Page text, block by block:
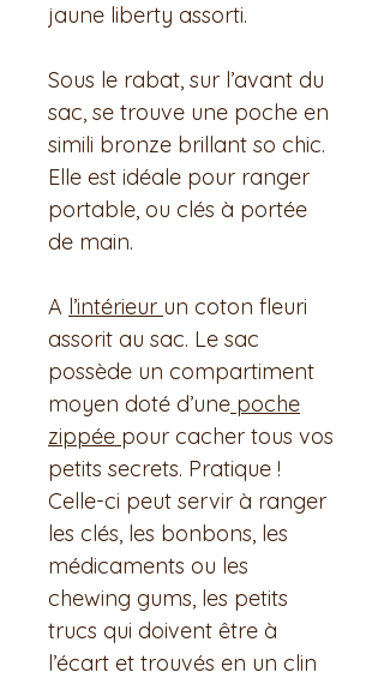
jaune liberty assorti.
Sous le rabat, sur l’avant du
sac, se trouve une poche en
simili bronze brillant so chic.
Elle est idéale pour ranger
portable, ou clés à portée
de main.
A l’intérieur un coton fleuri
assorit au sac. Le sac
possède un compartiment
moyen doté d’une poche
zippée pour cacher tous vos
petits secrets. Pratique !
Celle-ci peut servir à ranger
les clés, les bonbons, les
médicaments ou les
chewing gums, les petits
trucs qui doivent être à
l’écart et trouvés en un clin